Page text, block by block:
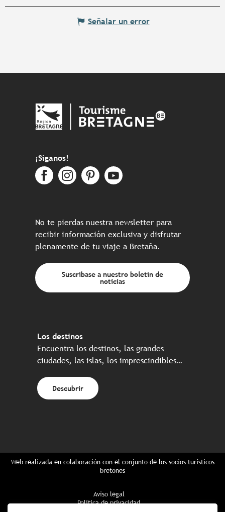
Señalar un error
¡Síganos!
No te pierdas nuestra newsletter para
recibir información exclusiva y disfrutar
plenamente de tu viaje a Bretaña.
Suscríbase a nuestro boletín de
noticias
Los destinos
Encuentra los destinos, las grandes
ciudades, las islas, los imprescindibles…
Descubrir
Web realizada en colaboración con el conjunto de los socios turísticos
bretones
Aviso legal
Política de privacidad